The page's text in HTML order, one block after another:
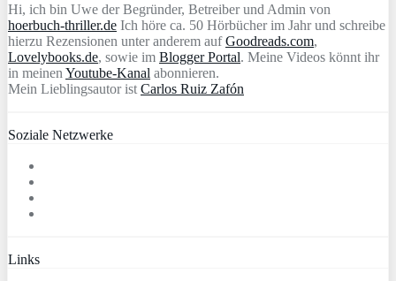
Hi, ich bin Uwe der Begründer, Betreiber und Admin von
hoerbuch-thriller.de Ich höre ca. 50 Hörbücher im Jahr und schreibe
hierzu Rezensionen unter anderem aufGoodreads.com,
Lovelybooks.de, sowie im Blogger Portal. Meine Videos könnt ihr
in meinen Youtube-Kanal abonnieren.
Mein Lieblingsautor ist Carlos Ruiz Zafón
Soziale Netzwerke
Links